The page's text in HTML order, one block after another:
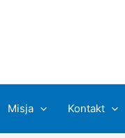
Misja Kontakt